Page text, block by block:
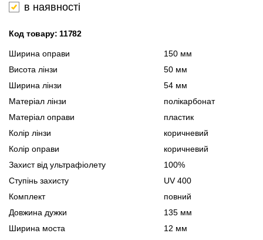
в наявності
Код товару: 11782
Ширина оправи
150 мм
Висота лінзи
50 мм
Ширина лінзи
54 мм
Матеріал лінзи
полікарбонат
Матеріал оправи
пластик
Колір лінзи
коричневий
Колір оправи
коричневий
Захист від ультрафіолету
100%
Ступінь захисту
UV 400
Комплект
повний
Довжина дужки
135 мм
Ширина моста
12 мм